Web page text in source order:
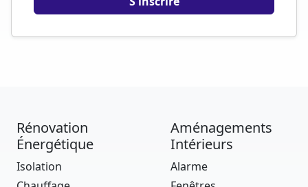
Rénovation
Énergétique
Isolation
Aménagements
Intérieurs
Alarme